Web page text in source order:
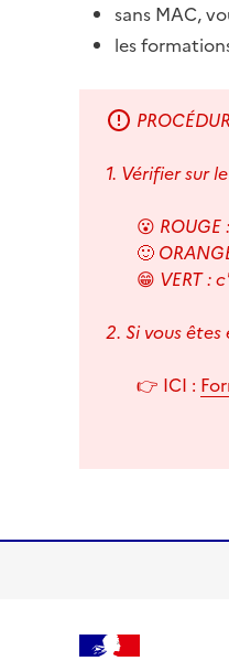
sans MAC,
les
1. Vérifier sur
😮
🙂
😁 VERT :
2. Si vous
👉 ICI :